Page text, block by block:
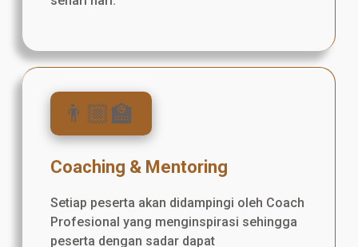
👨🏼‍🏫
Coaching & Mentoring
Setiap peserta akan didampingi oleh Coach
Profesional yang menginspirasi sehingga
peserta dengan sadar dapat